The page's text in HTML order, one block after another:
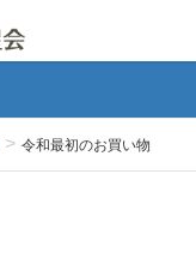
令和最初のお買い物